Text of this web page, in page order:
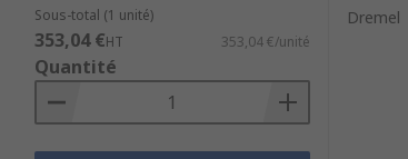
Sous-total (1 unité)
353,04 €HT 353,04 €/unité
Quantité
Dremel